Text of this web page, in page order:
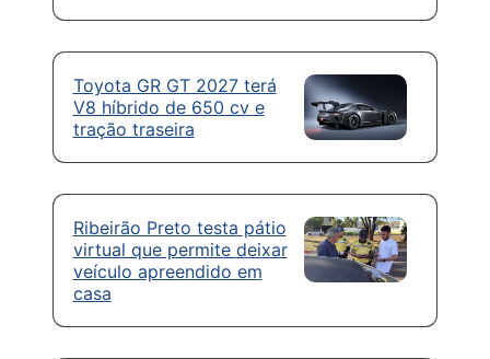
Toyota GR GT 2027 terá
V8 híbrido de 650 cv e
tração traseira
Ribeirão Preto testa pátio
virtual que permite deixar
veículo apreendido em
casa